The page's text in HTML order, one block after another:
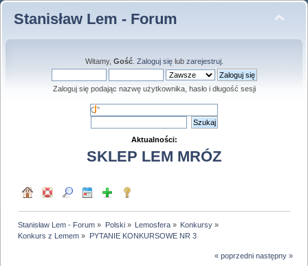
Stanisław Lem - Forum
Witamy, Gość. Zaloguj sięlub zarejestruj.
Zaloguj się podając nazwę użytkownika, hasło i długość sesji
Aktualności:
SKLEP LEM MRÓZ
Stanisław Lem - Forum » Polski» Lemosfera» Konkursy »
Konkurs z Lemem » PYTANIE KONKURSOWE NR 3
« poprzedni następny »